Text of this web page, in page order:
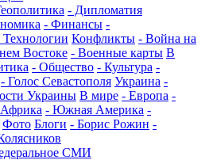
- Дипломатия
- Финансы -
Технологии Конфликты - Война на
Востоке - Военные карты В
- Общество - Культура -
- Голос Севастополя Украина -
Украины В мире - Европа -
- Южная Америка -
Фото Блоги - Борис Рожин -
СМИ